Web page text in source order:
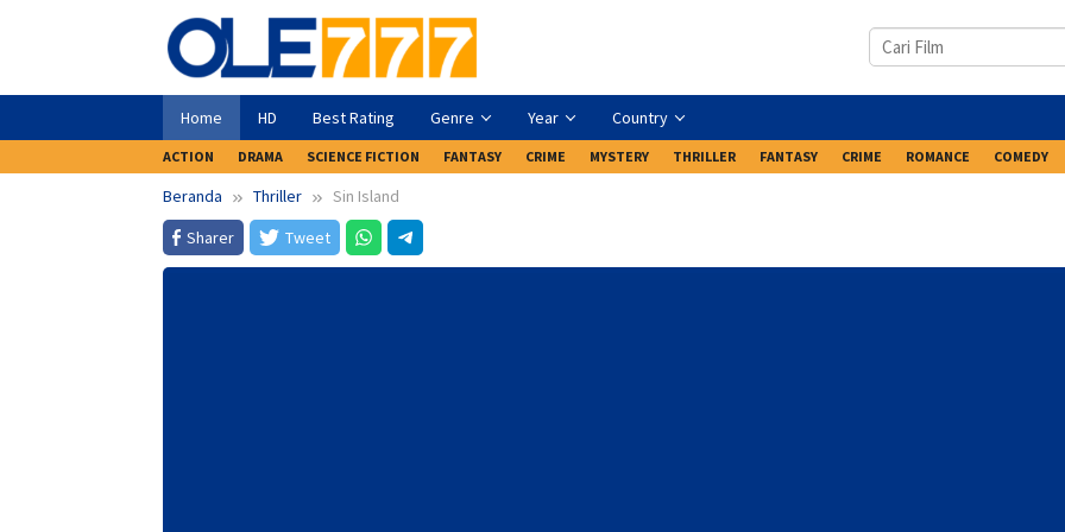
Home HD Best Rating Genre Year Country
ACTION DRAMA SCIENCE FICTION FANTASY CRIME MYSTERY THRILLER FANTASY CRIME ROMANCE COMEDY
Beranda Thriller
Sin Island
Sharer
Tweet